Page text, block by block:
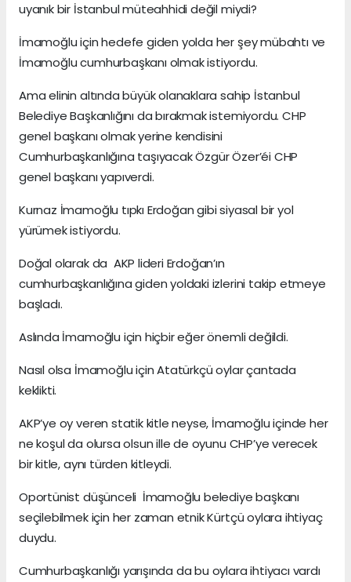
uyanık bir İstanbul müteahhidi değil miydi?
İmamoğlu için hedefe giden yolda her şey mübahtı ve
İmamoğlu cumhurbaşkanı olmak istiyordu.
Ama elinin altında büyük olanaklara sahip İstanbul
Belediye Başkanlığını da bırakmak istemiyordu. CHP
genel başkanı olmak yerine kendisini
Cumhurbaşkanlığına taşıyacak Özgür Özer’éi CHP
genel başkanı yapıverdi.
Kurnaz İmamoğlu tıpkı Erdoğan gibi siyasal bir yol
yürümek istiyordu.
Doğal olarak da AKP lideri Erdoğan’ın
cumhurbaşkanlığına giden yoldaki izlerini takip etmeye
başladı.
Aslında İmamoğlu için hiçbir eğer önemli değildi.
Nasıl olsa İmamoğlu için Atatürkçü oylar çantada
keklikti.
AKP’ye oy veren statik kitle neyse, İmamoğlu içinde her
ne koşul da olursa olsun ille de oyunu CHP’ye verecek
bir kitle, aynı türden kitleydi.
Oportünist düşünceli İmamoğlu belediye başkanı
seçilebilmek için her zaman etnik Kürtçü oylara ihtiyaç
duydu.
Cumhurbaşkanlığı yarışında da bu oylara ihtiyacı vardı